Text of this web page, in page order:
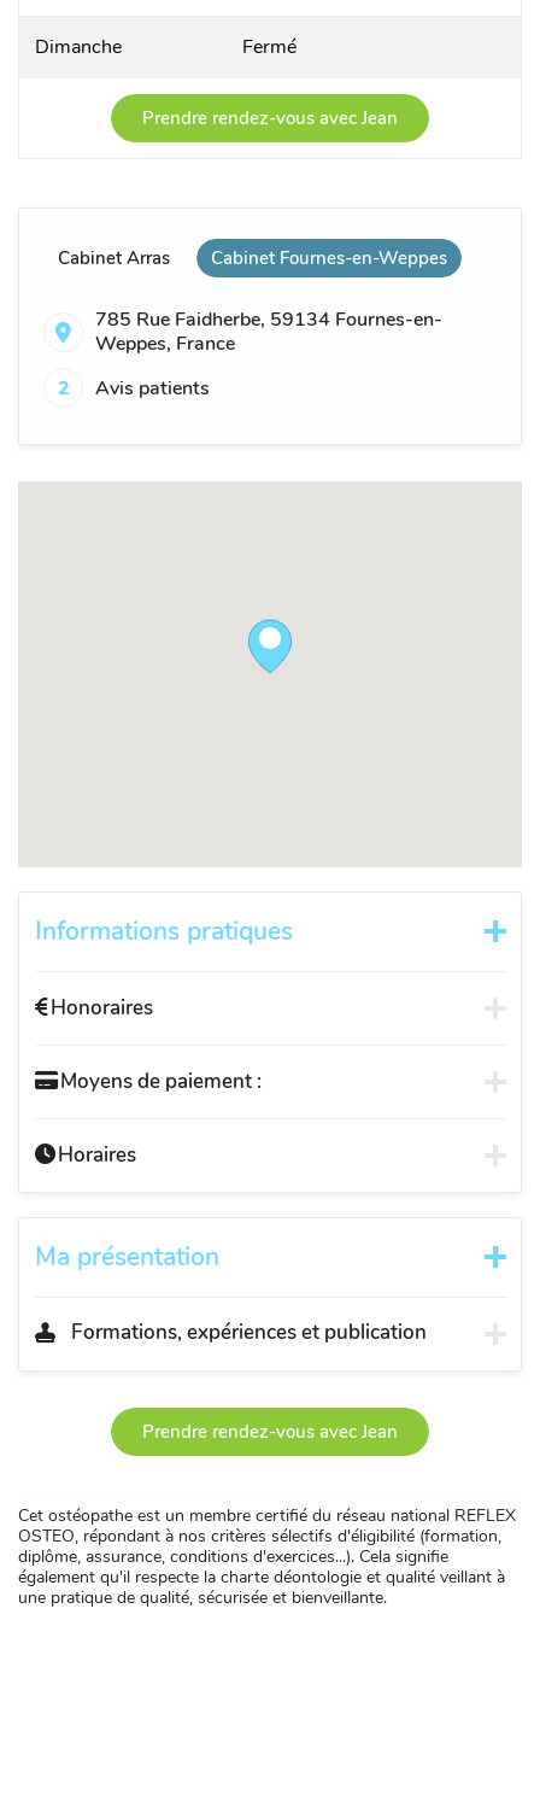
Cabinet Arras Cabinet Fournes-en-Weppes
785 Rue Faidherbe, 59134 Fournes-en-
Weppes, France
2
Avis patients
Informations pratiques
Honoraires
Moyens de paiement :
Horaires
Dimanche Fermé
Prendre rendez-vous avec Jean
Ma présentation
Formations, expériences et publication
Prendre rendez-vous avec Jean
Cet ostéopathe est un membre certifié du réseau national REFLEX
OSTEO, répondant à nos critères sélectifs d'éligibilité (formation,
diplôme, assurance, conditions d'exercices...). Cela signifie
également qu'il respecte la charte déontologie et qualité veillant à
une pratique de qualité, sécurisée et bienveillante.